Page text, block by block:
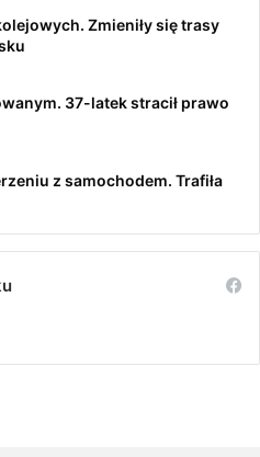
Zmieniły się trasy
37-latek stracił prawo
z samochodem. Trafiła